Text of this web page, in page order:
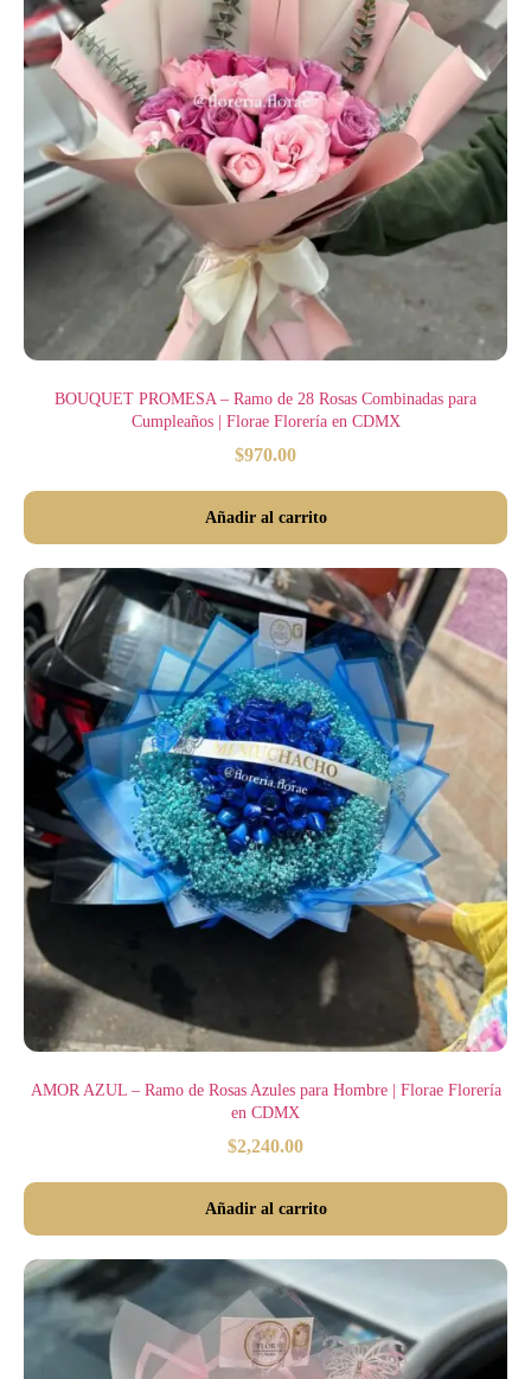
BOUQUET PROMESA – Ramo de 28 Rosas Combinadas para
Cumpleaños | Florae Florería en CDMX
$970.00
Añadir al carrito
AMOR AZUL – Ramo de Rosas Azules para Hombre | Florae Florería
en CDMX
$2,240.00
Añadir al carrito